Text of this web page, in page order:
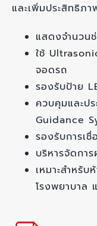
และเพิ่มประสิทธิภ
แสดงจำนวน
ใช้
จอดรถ
รองรับป้าย
ควบคุมและป
Guidance
รองรับการเ
บริหารจัดกา
เหมาะสำหรั
โรงพยาบาล